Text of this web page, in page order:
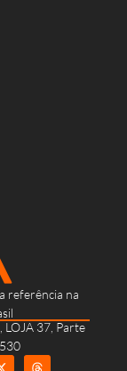
referência na
LOJA 37, Parte